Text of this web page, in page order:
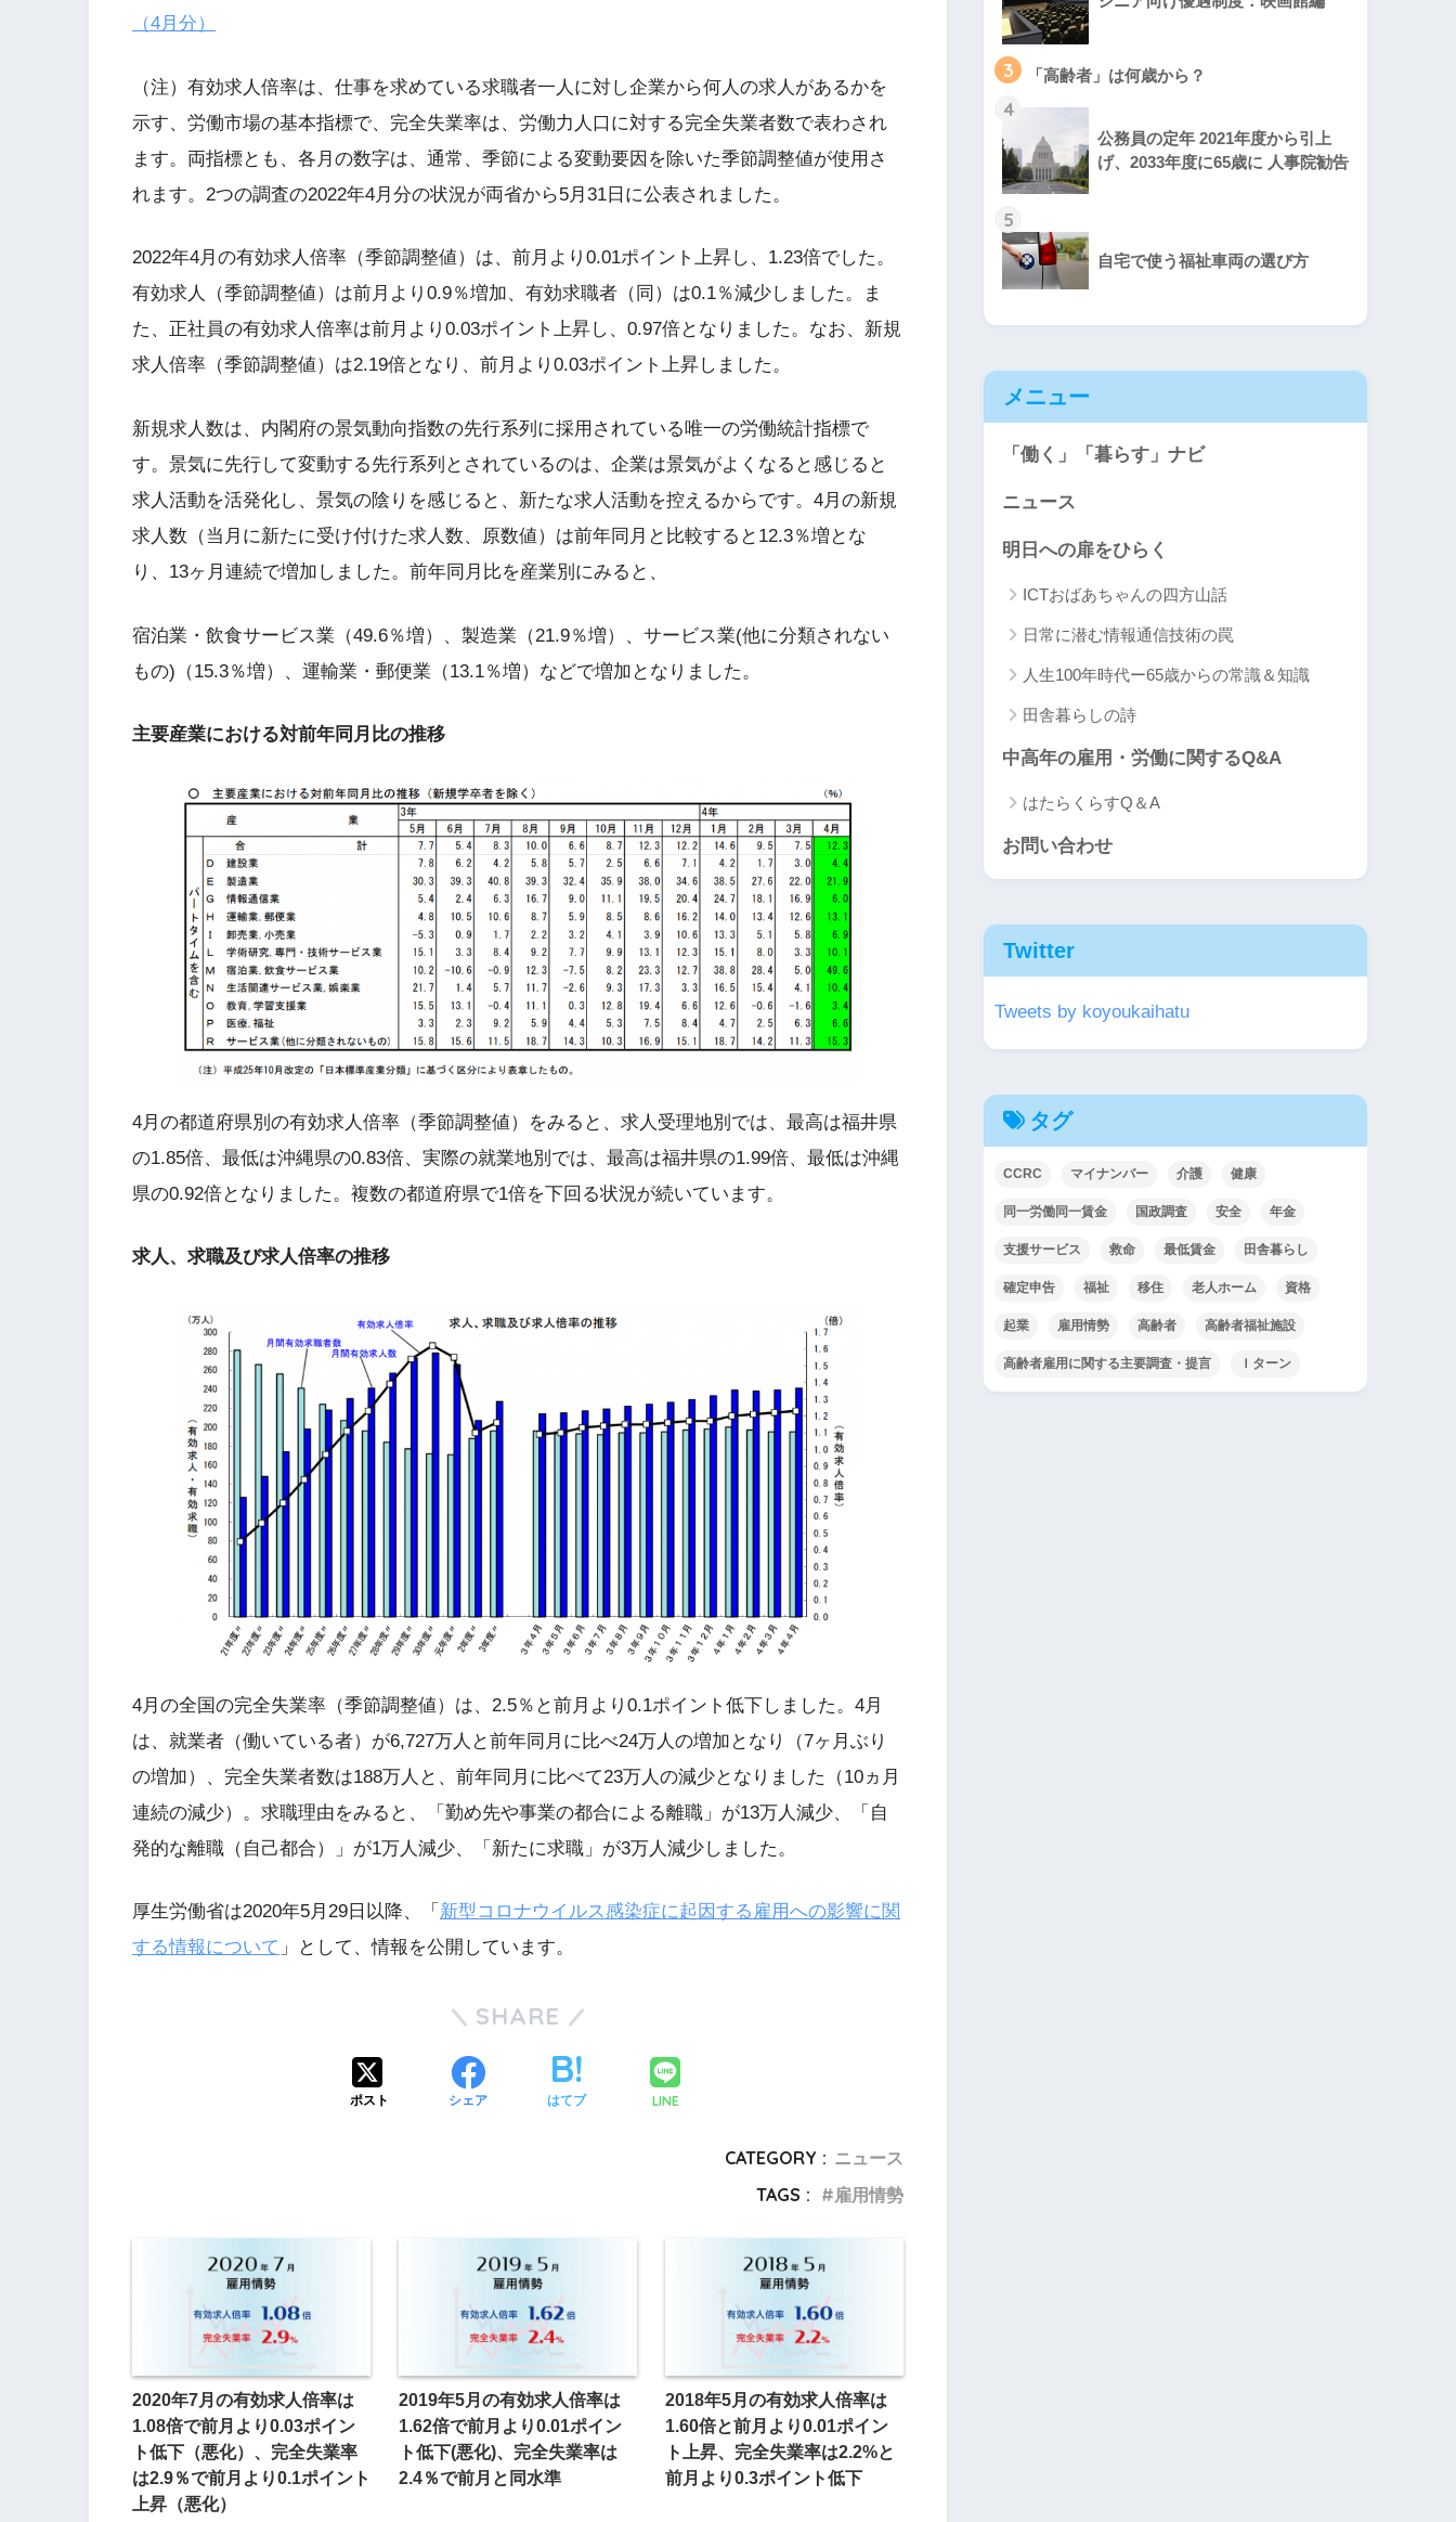
（4月分）
（注）有効求人倍率は、仕事を求めている求職者一人に対し企業から何人の求人があるかを
示す、労働市場の基本指標で、完全失業率は、労働力人口に対する完全失業者数で表わされ
ます。両指標とも、各月の数字は、通常、季節による変動要因を除いた季節調整値が使用さ
れます。2つの調査の2022年4月分の状況が両省から5月31日に公表されました。
2022年4月の有効求人倍率（季節調整値）は、前月より0.01ポイント上昇し、1.23倍でした。
有効求人（季節調整値）は前月より0.9％増加、有効求職者（同）は0.1％減少しました。ま
た、正社員の有効求人倍率は前月より0.03ポイント上昇し、0.97倍となりました。なお、新規
求人倍率（季節調整値）は2.19倍となり、前月より0.03ポイント上昇しました。
新規求人数は、内閣府の景気動向指数の先行系列に採用されている唯一の労働統計指標で
す。景気に先行して変動する先行系列とされているのは、企業は景気がよくなると感じると
求人活動を活発化し、景気の陰りを感じると、新たな求人活動を控えるからです。4月の新規
求人数（当月に新たに受け付けた求人数、原数値）は前年同月と比較すると12.3％増とな
り、13ヶ月連続で増加しました。前年同月比を産業別にみると、
宿泊業・飲食サービス業（49.6％増）、製造業（21.9％増）、サービス業(他に分類されない
もの)（15.3％増）、運輸業・郵便業（13.1％増）などで増加となりました。
主要産業における対前年同月比の推移
4月の都道府県別の有効求人倍率（季節調整値）をみると、求人受理地別では、最高は福井県
の1.85倍、最低は沖縄県の0.83倍、実際の就業地別では、最高は福井県の1.99倍、最低は沖縄
県の0.92倍となりました。複数の都道府県で1倍を下回る状況が続いています。
求人、求職及び求人倍率の推移
4月の全国の完全失業率（季節調整値）は、2.5％と前月より0.1ポイント低下しました。4月
は、就業者（働いている者）が6,727万人と前年同月に比べ24万人の増加となり（7ヶ月ぶり
の増加）、完全失業者数は188万人と、前年同月に比べて23万人の減少となりました（10ヵ月
連続の減少）。求職理由をみると、「勤め先や事業の都合による離職」が13万人減少、「自
発的な離職（自己都合）」が1万人減少、「新たに求職」が3万人減少しました。
厚生労働省は2020年5月29日以降、「 新型コロナウイルス感染症に起因する雇用への影響に関
する情報について 」として、情報を公開しています。
SHARE
ポスト シェア はてブ LINE
CATEGORY : ニュース
TAGS :
雇用情勢
2020年7月の有効求人倍率は
1.08倍で前月より0.03ポイン
ト低下（悪化）、完全失業率
は2.9％で前月より0.1ポイント
上昇（悪化）
2019年5月の有効求人倍率は
1.62倍で前月より0.01ポイン
ト低下(悪化)、完全失業率は
2.4％で前月と同水準
2018年5月の有効求人倍率は
1.60倍と前月より0.01ポイン
ト上昇、完全失業率は2.2%と
前月より0.3ポイント低下
3 「高齢者」は何歳から？
4
公務員の定年 2021年度から引上
げ、2033年度に65歳に 人事院勧告
5
自宅で使う福祉車両の選び方
メニュー
「働く」「暮らす」ナビ
ニュース
明日への扉をひらく
ICTおばあちゃんの四方山話
日常に潜む情報通信技術の罠
人生100年時代ー65歳からの常識＆知識
田舎暮らしの詩
中高年の雇用・労働に関するQ&A
はたらくらすQ＆A
お問い合わせ
Twitter
Tweets by koyoukaihatu
タグ
CCRC マイナンバー 介護 健康
同一労働同一賃金 国政調査 安全 年金
支援サービス 救命 最低賃金 田舎暮らし
確定申告 福祉 移住 老人ホーム 資格
起業 雇用情勢 高齢者 高齢者福祉施設
高齢者雇用に関する主要調査・提言 Ｉターン